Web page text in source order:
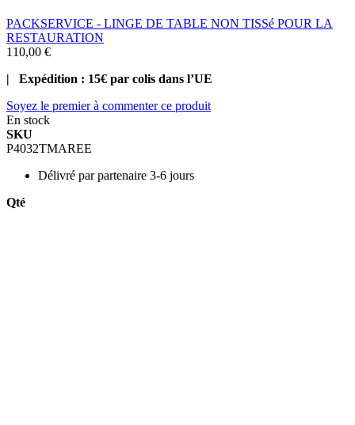
PACKSERVICE - LINGE DE TABLE NON TISSé POUR LA
RESTAURATION
110,00 €
| Expédition : 15€ par colis dans l’UE
Soyez le premier à commenter ce produit
En stock
SKU
P4032TMAREE
Délivré par partenaire 3-6 jours
Qté